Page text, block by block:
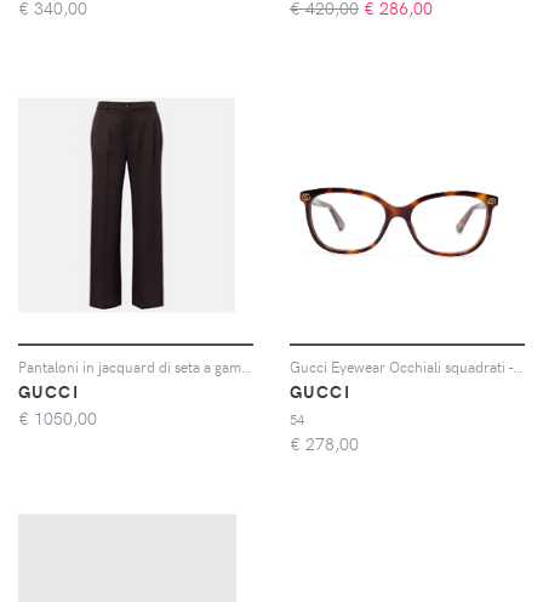
€ 340,00 € 420,00 € 286,00
GUCCI
€ 1050,00
GUCCI
54
€ 278,00